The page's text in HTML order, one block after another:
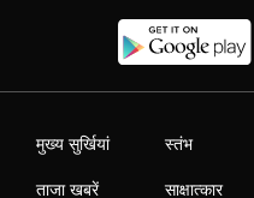
मुख्य सुर्खियां
ताजा खबरें
स्तंभ
साक्षात्कार